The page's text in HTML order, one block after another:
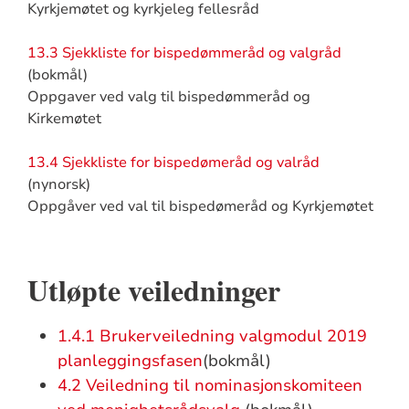
Kyrkjemøtet og kyrkjeleg fellesråd
13.3 Sjekkliste for bispedømmeråd og valgråd
(bokmål)
Oppgaver ved valg til bispedømmeråd og
Kirkemøtet
13.4 Sjekkliste for bispedømeråd og valråd
(nynorsk)
Oppgåver ved val til bispedømeråd og Kyrkjemøtet
Utløpte veiledninger
1.4.1 Brukerveiledning valgmodul 2019
planleggingsfasen(bokmål)
4.2 Veiledning til nominasjonskomiteen